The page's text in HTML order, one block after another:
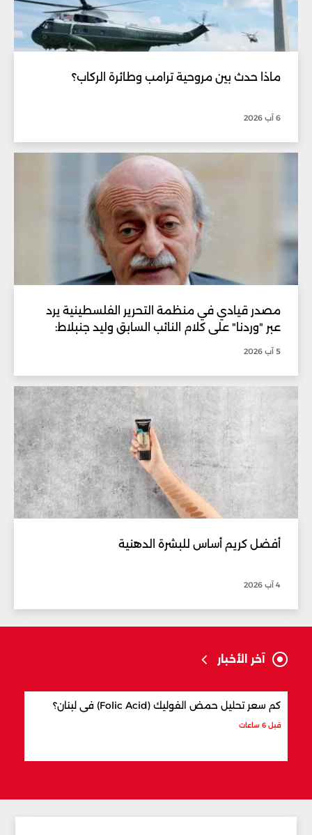
ماذا حدث بين مروحية ترامب وطائرة الركاب؟
6 آب 2026
مصدر قيادي في منظمة التحرير الفلسطينية يرد
عبر "وردنا" على كلام النائب السابق وليد جنبلاط:
5 آب 2026
أفضل كريم أساس للبشرة الدهنية
4 آب 2026
آخر الأخبار
كم سعر تحليل حمض الفوليك (Folic Acid) في لبنان؟
قبل 6 ساعات